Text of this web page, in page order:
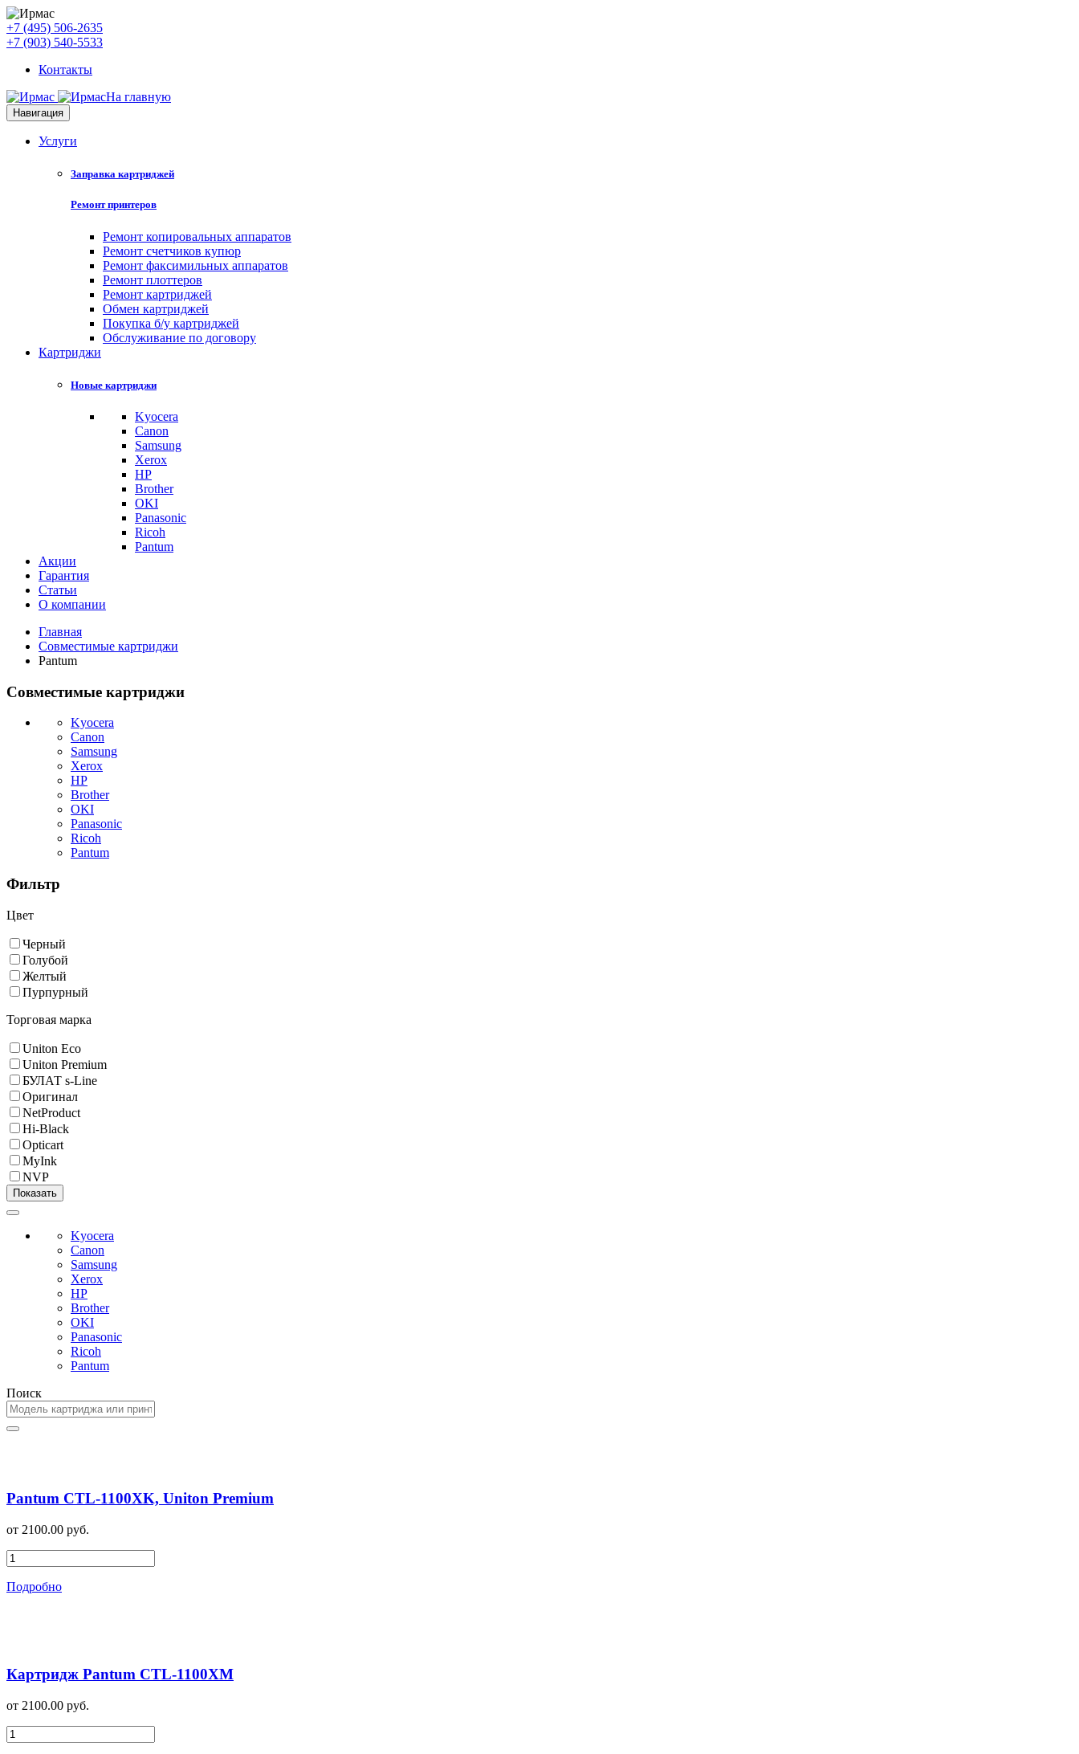
+7 (495) 506-2635
+7 (903) 540-5533
Контакты
На главную
Навигация
Услуги
Заправка картриджей
Ремонт принтеров
Ремонт копировальных аппаратов
Ремонт счетчиков купюр
Ремонт факсимильных аппаратов
Ремонт плоттеров
Ремонт картриджей
Обмен картриджей
Покупка б/у картриджей
Обслуживание по договору
Картриджи
Новые картриджи
Kyocera
Canon
Samsung
Xerox
HP
Brother
OKI
Panasonic
Ricoh
Pantum
Акции
Гарантия
Статьи
О компании
Главная
Совместимые картриджи
Pantum
Совместимые картриджи
Kyocera
Canon
Samsung
Xerox
HP
Brother
OKI
Panasonic
Ricoh
Pantum
Фильтр
Цвет
Черный
Голубой
Желтый
Пурпурный
Торговая марка
Uniton Eco
Uniton Premium
БУЛАТ s-Line
Оригинал
NetProduct
Hi-Black
Opticart
MyInk
NVP
Kyocera
Canon
Samsung
Xerox
HP
Brother
OKI
Panasonic
Ricoh
Pantum
Поиск
Pantum CTL-1100XK, Uniton Premium
от 2100.00 руб.
Подробно
Картридж Pantum CTL-1100XM
от 2100.00 руб.